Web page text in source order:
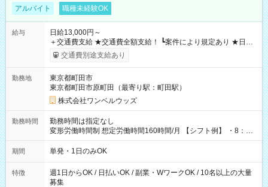
アルバイト 職種未経験OK
給与
日給13,000円～
＋交通費支給 ★交通費全額支給！ ┗案件により規定あり ★日払
いOK！（規定あり） ┗働いたその日に現金GET♪ お仕事後はコ
ンビニATMから 日払い分を引き落とせます！ 【試用期間】試
交通費別途支給あり
勤務地
東京都町田市
東京都町田市原町田（最寄り駅：町田駅）
株式会社ワンベルウッズ
勤務時間
勤務時間は指定なし
変形労働時間制 想定労働時間160時間/月 【シフト例】 ・8：00
～21：00
期間 単発・1日のみOK
特徴
週1日からOK / 日払いOK / 副業・WワークOK / 10名以上の大量
募集